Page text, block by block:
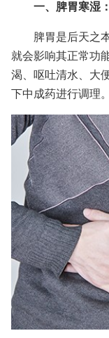
一、脾胃寒湿
脾胃是后天之
就会影响其正常功
渴、呕吐清水、大
下中成药进行调理。